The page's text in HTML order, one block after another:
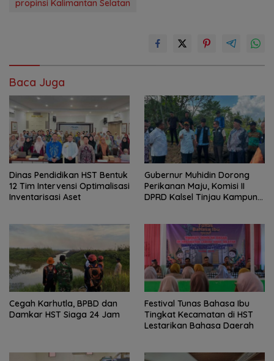
propinsi Kalimantan Selatan
Baca Juga
Dinas Pendidikan HST Bentuk
12 Tim Intervensi Optimalisasi
Inventarisasi Aset
Gubernur Muhidin Dorong
Perikanan Maju, Komisi II
DPRD Kalsel Tinjau Kampung
Cegah Karhutla, BPBD dan
Damkar HST Siaga 24 Jam
Festival Tunas Bahasa Ibu
Tingkat Kecamatan di HST
Lestarikan Bahasa Daerah